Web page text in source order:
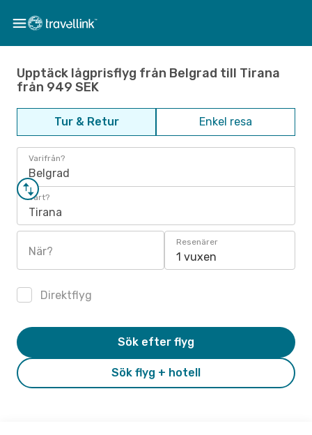
Upptäck lågprisflyg från Belgrad till Tirana
från 949 SEK
Tur & Retur Enkel resa
Varifrån?
Belgrad
Vart?
Tirana
När?
Resenärer
1 vuxen
Direktflyg
Sök flyg + hotell
Sök efter flyg